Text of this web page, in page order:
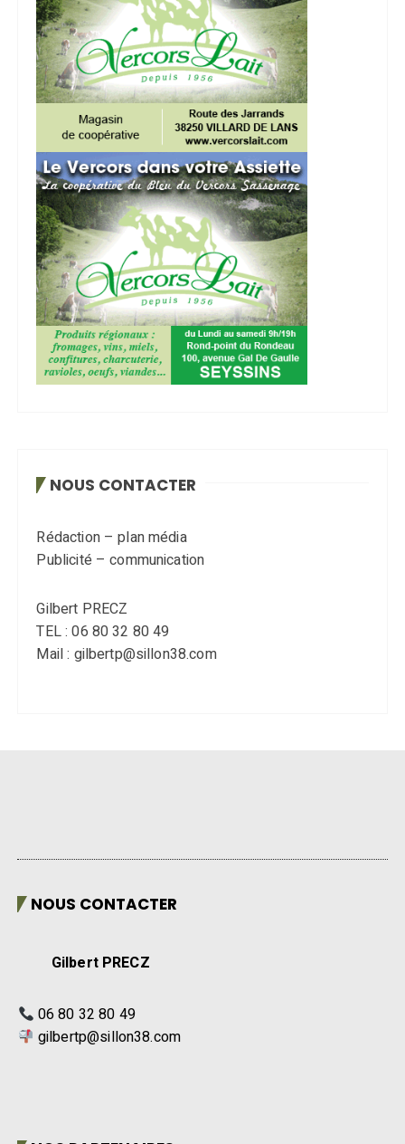
NOUS CONTACTER
Rédaction – plan média
Publicité – communication
Gilbert PRECZ
TEL : 06 80 32 80 49
Mail : gilbertp@sillon38.com
NOUS CONTACTER
Gilbert PRECZ
06 80 32 80 49
gilbertp@sillon38.com